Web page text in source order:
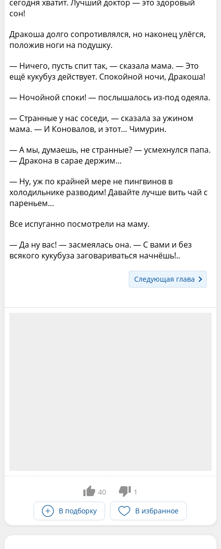
сегодня хватит. Лучший доктор — это здоровый
сон!
Дракоша долго сопротивлялся, но наконец улёгся,
положив ноги на подушку.
— Ничего, пусть спит так, — сказала мама. — Это
ещё кукубуз действует. Спокойной ночи, Дракоша!
— Ночойной споки! — послышалось из-под одеяла.
— Странные у нас соседи, — сказала за ужином
мама. — И Коновалов, и этот… Чимурин.
— А мы, думаешь, не странные? — усмехнулся папа.
— Дракона в сарае держим…
— Ну, уж по крайней мере не пингвинов в
холодильнике разводим! Давайте лучше вить чай с
пареньем…
Все испуганно посмотрели на маму.
— Да ну вас! — засмеялась она. — С вами и без
всякого кукубуза заговариваться начнёшь!..
Следующая глава
40
1
В подборку
В избранное